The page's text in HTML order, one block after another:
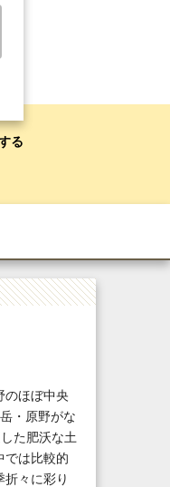
る
のほぼ中央
・原野がな
た肥沃な土
では比較的
々に彩り